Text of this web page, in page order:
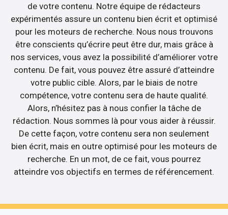
de votre contenu. Notre équipe de rédacteurs
expérimentés assure un contenu bien écrit et optimisé
pour les moteurs de recherche. Nous nous trouvons
être conscients qu’écrire peut être dur, mais grâce à
nos services, vous avez la possibilité d’améliorer votre
contenu. De fait, vous pouvez être assuré d’atteindre
votre public cible. Alors, par le biais de notre
compétence, votre contenu sera de haute qualité.
Alors, n’hésitez pas à nous confier la tâche de
rédaction. Nous sommes là pour vous aider à réussir.
De cette façon, votre contenu sera non seulement
bien écrit, mais en outre optimisé pour les moteurs de
recherche. En un mot, de ce fait, vous pourrez
atteindre vos objectifs en termes de référencement.